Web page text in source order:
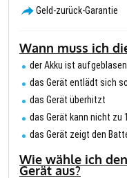
Geld-zurück-Garantie
Wann muss ich
der Akku ist aufgeblasen
das Gerät entlädt sich
das Gerät überhitzt
das Gerät kann nicht zu
das Gerät zeigt den
Wie wähle ich
Gerät aus?